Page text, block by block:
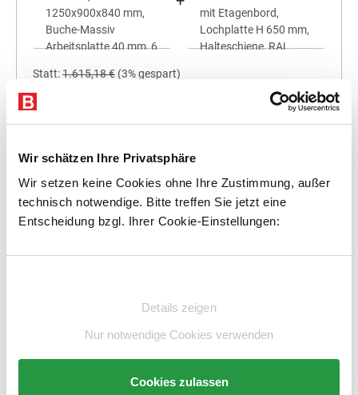
Wir schätzen Ihre Privatsphäre
Wir setzen keine Cookies ohne Ihre Zustimmung, außer
technisch notwendige. Bitte treffen Sie jetzt eine
Entscheidung bzgl. Ihrer Cookie-Einstellungen:
Details zeigen
Nur notwendige Cookies verwenden
Cookies zulassen
Statt:1.615,18 € (3%gespart)
Preis für alle:
1.716,38 € %
In den Warenkorb